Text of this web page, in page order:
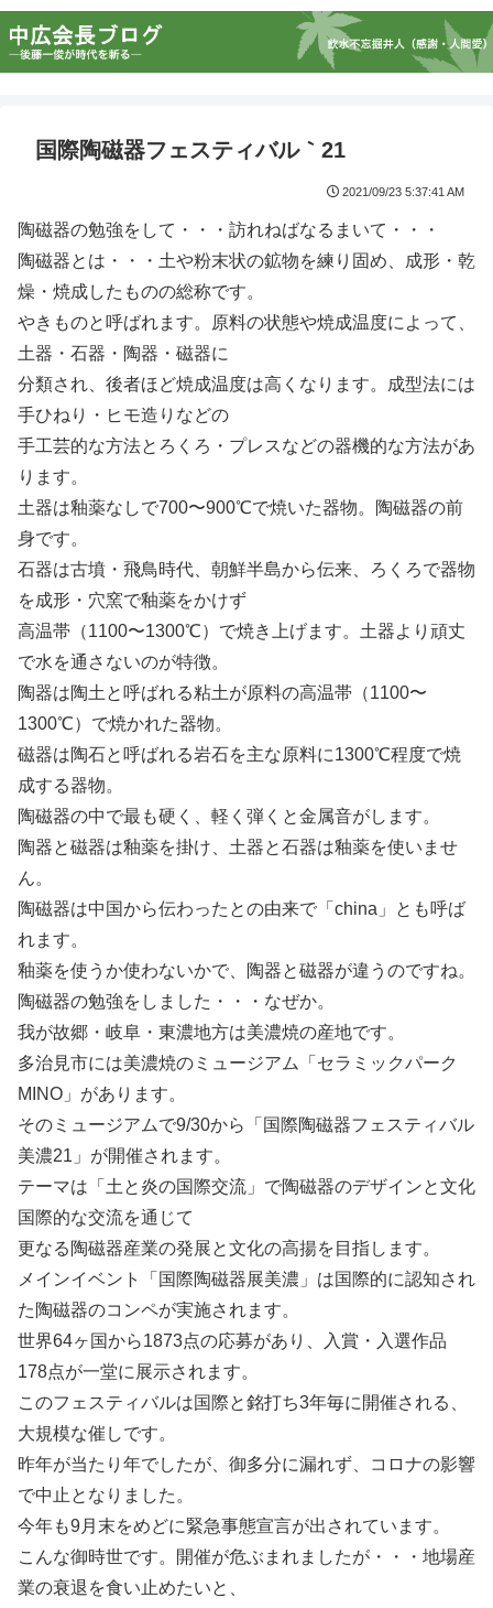
国際陶磁器フェスティバル｀21
2021/09/23 5:37:41 AM
陶磁器の勉強をして・・・訪れねばなるまいて・・・
陶磁器とは・・・土や粉末状の鉱物を練り固め、成形・乾
燥・焼成したものの総称です。
やきものと呼ばれます。原料の状態や焼成温度によって、
土器・石器・陶器・磁器に
分類され、後者ほど焼成温度は高くなります。成型法には
手ひねり・ヒモ造りなどの
手工芸的な方法とろくろ・プレスなどの器機的な方法があ
ります。
土器は釉薬なしで700〜900℃で焼いた器物。陶磁器の前
身です。
石器は古墳・飛鳥時代、朝鮮半島から伝来、ろくろで器物
を成形・穴窯で釉薬をかけず
高温帯（1100〜1300℃）で焼き上げます。土器より頑丈
で水を通さないのが特徴。
陶器は陶土と呼ばれる粘土が原料の高温帯（1100〜
1300℃）で焼かれた器物。
磁器は陶石と呼ばれる岩石を主な原料に1300℃程度で焼
成する器物。
陶磁器の中で最も硬く、軽く弾くと金属音がします。
陶器と磁器は釉薬を掛け、土器と石器は釉薬を使いませ
ん。
陶磁器は中国から伝わったとの由来で「china」とも呼ば
れます。
釉薬を使うか使わないかで、陶器と磁器が違うのですね。
陶磁器の勉強をしました・・・なぜか。
我が故郷・岐阜・東濃地方は美濃焼の産地です。
多治見市には美濃焼のミュージアム「セラミックパーク
MINO」があります。
そのミュージアムで9/30から「国際陶磁器フェスティバル
美濃21」が開催されます。
テーマは「土と炎の国際交流」で陶磁器のデザインと文化
国際的な交流を通じて
更なる陶磁器産業の発展と文化の高揚を目指します。
メインイベント「国際陶磁器展美濃」は国際的に認知され
た陶磁器のコンペが実施されます。
世界64ヶ国から1873点の応募があり、入賞・入選作品
178点が一堂に展示されます。
このフェスティバルは国際と銘打ち3年毎に開催される、
大規模な催しです。
昨年が当たり年でしたが、御多分に漏れず、コロナの影響
で中止となりました。
今年も9月末をめどに緊急事態宣言が出されています。
こんな御時世です。開催が危ぶまれましたが・・・地場産
業の衰退を食い止めたいと、